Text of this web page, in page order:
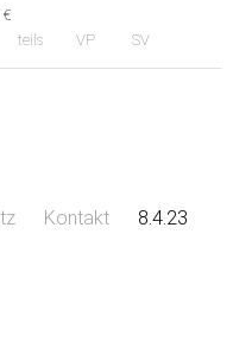
teils VP SV
Kontakt 8.4.23